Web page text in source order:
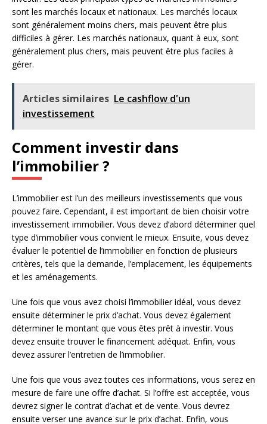
sont les marchés locaux et nationaux. Les marchés locaux
sont généralement moins chers, mais peuvent être plus
difficiles à gérer. Les marchés nationaux, quant à eux, sont
généralement plus chers, mais peuvent être plus faciles à
gérer.
Articles similaires Le cashflow d'un
investissement
Comment investir dans
l’immobilier ?
L’immobilier est l’un des meilleurs investissements que vous
pouvez faire. Cependant, il est important de bien choisir votre
investissement immobilier. Vous devez d’abord déterminer quel
type d’immobilier vous convient le mieux. Ensuite, vous devez
évaluer le potentiel de l’immobilier en fonction de plusieurs
critères, tels que la demande, l’emplacement, les équipements
et les aménagements.
Une fois que vous avez choisi l’immobilier idéal, vous devez
ensuite déterminer le prix d’achat. Vous devez également
déterminer le montant que vous êtes prêt à investir. Vous
devez ensuite trouver le financement adéquat. Enfin, vous
devez assurer l’entretien de l’immobilier.
Une fois que vous avez toutes ces informations, vous serez en
mesure de faire une offre d’achat. Si l’offre est acceptée, vous
devrez signer le contrat d’achat et de vente. Vous devrez
ensuite verser une avance sur le prix d’achat. Enfin, vous